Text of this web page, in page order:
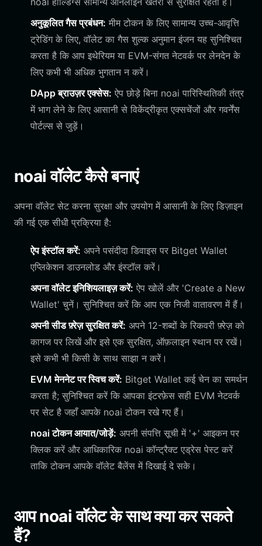
अनुकूलित गैस प्रबंधन: मीम टोकन के लिए सामान्य उच्च-आवृत्ति
ट्रेडिंग के लिए, वॉलेट का गैस शुल्क अनुमान इंजन यह सुनिश्चित
करता है कि आप इथेरियम या EVM-संगत नेटवर्क पर लेनदेन के
लिए कभी भी अधिक भुगतान न करें।
DApp ब्राउज़र एक्सेस: ऐप छोड़े बिना noai पारिस्थितिकी तंत्र
में भाग लेने के लिए आसानी से विकेंद्रीकृत एक्सचेंजों और गवर्नेंस
पोर्टल्स से जुड़ें।
noai वॉलेट कैसे बनाएं
अपना वॉलेट सेट करना सुरक्षा और उपयोग में आसानी के लिए डिज़ाइन
की गई एक सीधी प्रक्रिया है:
ऐप इंस्टॉल करें: अपने पसंदीदा डिवाइस पर Bitget Wallet
एप्लिकेशन डाउनलोड और इंस्टॉल करें।
अपना वॉलेट इनिशियलाइज़ करें: ऐप खोलें और 'Create a New
Wallet' चुनें। सुनिश्चित करें कि आप एक निजी वातावरण में हैं।
अपनी सीड फ़्रेज़ सुरक्षित करें: अपने 12-शब्दों के रिकवरी फ़्रेज़ को
कागज पर लिखें और इसे एक सुरक्षित, ऑफ़लाइन स्थान पर रखें।
इसे कभी भी किसी के साथ साझा न करें।
EVM मेननेट पर स्विच करें: Bitget Wallet कई चेन का समर्थन
करता है; सुनिश्चित करें कि आपका इंटरफ़ेस सही EVM नेटवर्क
पर सेट है जहाँ आपके noai टोकन रखे गए हैं।
noai टोकन आयात/जोड़ें: अपनी संपत्ति सूची में '+' आइकन पर
क्लिक करें और आधिकारिक noai कॉन्ट्रैक्ट एड्रेस पेस्ट करें
ताकि टोकन आपके वॉलेट बैलेंस में दिखाई दे सके।
आप noai वॉलेट के साथ क्या कर सकते
हैं?